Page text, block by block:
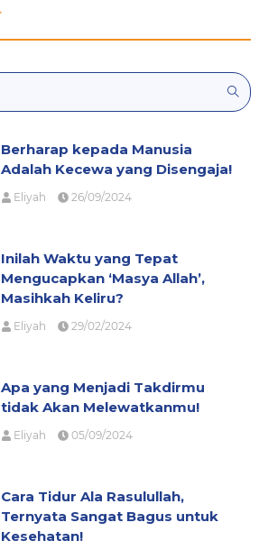
Berharap kepada Manusia
Adalah Kecewa yang Disengaja!
Eliyah 26/09/2024
Inilah Waktu yang Tepat
Mengucapkan ‘Masya Allah’,
Masihkah Keliru?
Eliyah 29/02/2024
Apa yang Menjadi Takdirmu
tidak Akan Melewatkanmu!
Eliyah 05/09/2024
Cara Tidur Ala Rasulullah,
Ternyata Sangat Bagus untuk
Kesehatan!